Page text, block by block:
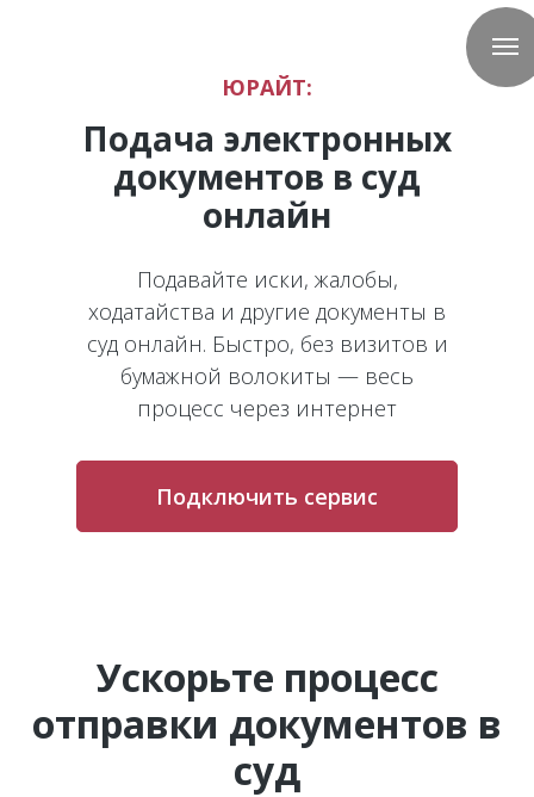
ЮРАЙТ:
Подача электронных
документов в суд
онлайн
Подавайте иски, жалобы,
ходатайства и другие документы в
суд онлайн. Быстро, без визитов и
бумажной волокиты — весь
процесс через интернет
Подключить сервис
Ускорьте процесс
отправки документов в
суд